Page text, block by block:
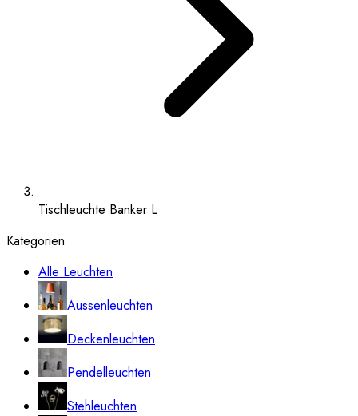
Tischleuchte Banker L
Kategorien
Alle Leuchten
Aussenleuchten
Deckenleuchten
Pendelleuchten
Stehleuchten